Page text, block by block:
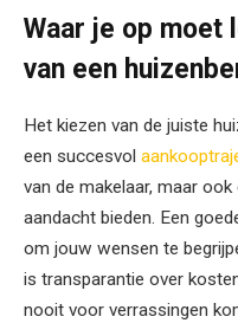
Waar je op moet
van een
Het kiezen van de juiste
een succesvol
van de makelaar, maar
aandacht bieden. Een
om jouw wensen te
is transparantie over
nooit voor verrassingen